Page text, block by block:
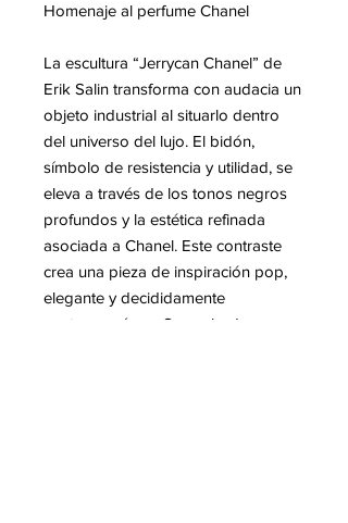
Homenaje al perfume Chanel
La escultura “Jerrycan Chanel” de
Erik Salin transforma con audacia un
objeto industrial al situarlo dentro
del universo del lujo. El bidón,
símbolo de resistencia y utilidad, se
eleva a través de los tonos negros
profundos y la estética refinada
asociada a Chanel. Este contraste
crea una pieza de inspiración pop,
elegante y decididamente
contemporánea. Su acabado